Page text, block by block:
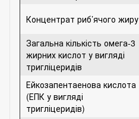
Концентрат риб’ячого жиру
Загальна кількість омега-3
жирних кислот у вигляді
тригліцеридів
Ейкозапентаенова кислота
(ЕПК у вигляді
тригліцеридів)